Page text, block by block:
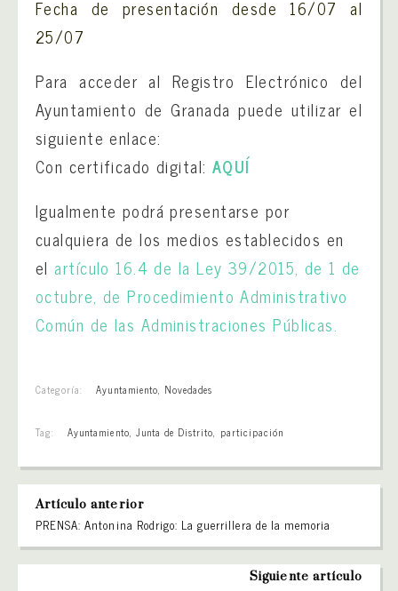
Fecha de presentación desde 16/07 al
25/07
Para acceder al Registro Electrónico del
Ayuntamiento de Granada puede utilizar el
siguiente enlace:
Con certificado digital: AQUÍ
Igualmente podrá presentarse por
cualquiera de los medios establecidos en
elartículo 16.4 de la Ley 39/2015, de 1 de
octubre, de Procedimiento Administrativo
Común de las Administraciones Públicas.
Categoría: Ayuntamiento, Novedades
Tag: Ayuntamiento, Junta de Distrito, participación
Artículo anterior
PRENSA: Antonina Rodrigo: La guerrillera de la memoria
Siguiente artículo